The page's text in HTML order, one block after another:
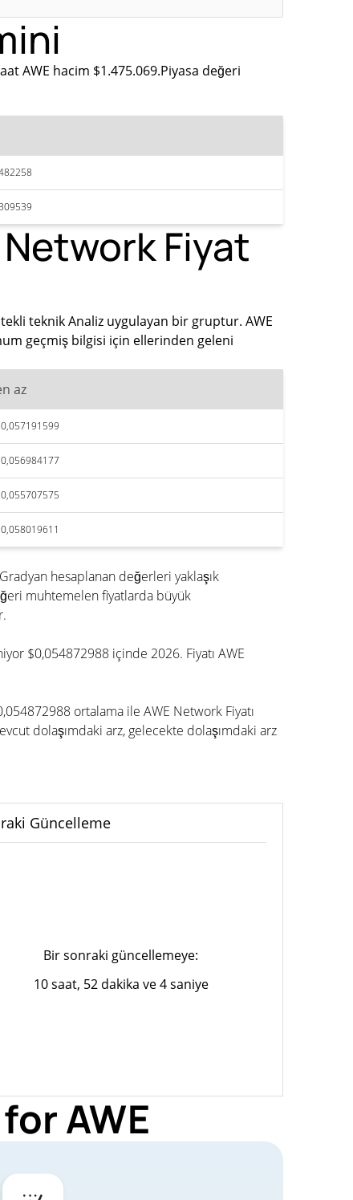
AWE hacim $1.475.069.Piyasa değeri
Fiyat
teknik Analiz uygulayan bir gruptur. AWE
geçmiş bilgisi için ellerinden geleni
az
hesaplanan değerleri yaklaşık
muhtemelen fiyatlarda büyük
$0,054872988 içinde 2026. Fiyatı AWE
ortalama ile AWE Network Fiyatı
dolaşımdaki arz, gelecekte dolaşımdaki arz
Güncelleme
Bir sonraki güncellemeye:
10 saat, 52 dakika ve 4 saniye
AWE